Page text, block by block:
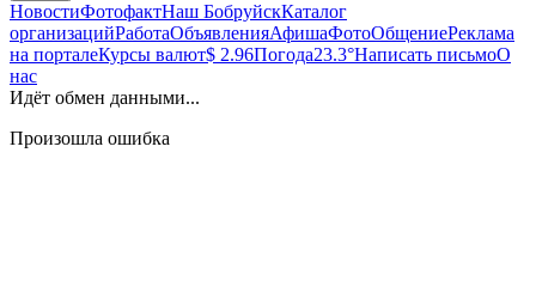
НовостиФотофактНаш БобруйскКаталог
организацийРаботаОбъявленияАфишаФотоОбщениеРеклама
на порталеКурсы валют$ 2.96Погода23.3°Написать письмоО
нас
Идёт обмен данными...
Произошла ошибка